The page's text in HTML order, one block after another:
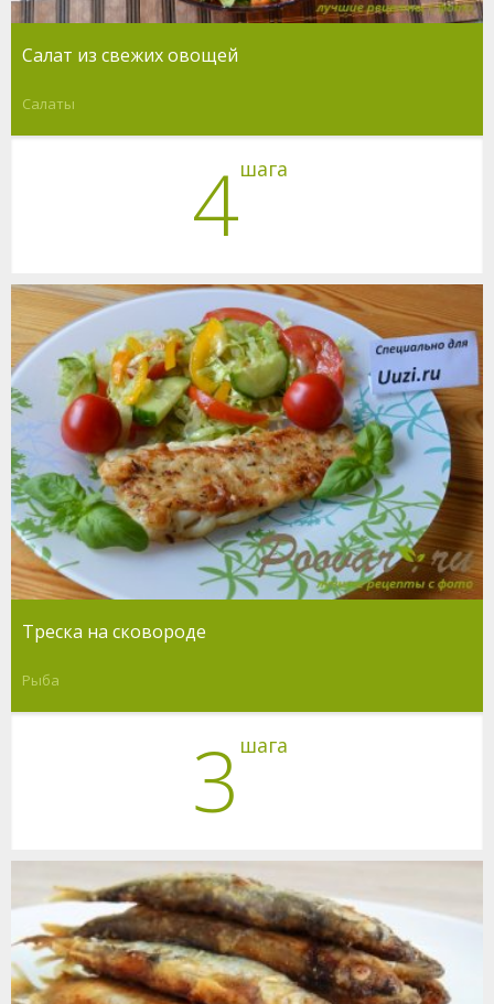
Салат из свежих овощей
Салаты
4шага
Треска на сковороде
Рыба
3 шага